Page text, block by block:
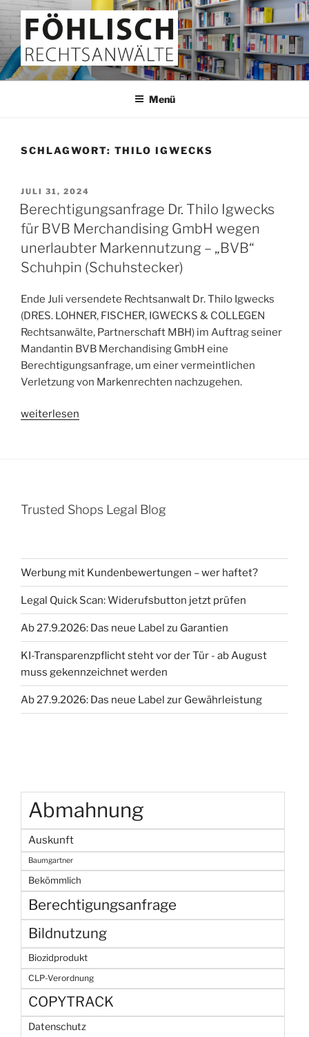
Zum
Inhalt
springen
FÖHLISCH
Rechtsanwälte
Menü
SCHLAGWORT: THILO IGWECKS
VERÖFFENTLICHT
AM
JULI 31, 2024
Berechtigungsanfrage Dr. Thilo Igwecks
für BVB Merchandising GmbH wegen
unerlaubter Markennutzung – „BVB“
Schuhpin (Schuhstecker)
Ende Juli versendete Rechtsanwalt Dr. Thilo Igwecks
(DRES. LOHNER, FISCHER, IGWECKS & COLLEGEN
Rechtsanwälte, Partnerschaft MBH) im Auftrag seiner
Mandantin BVB Merchandising GmbH eine
Berechtigungsanfrage, um einer vermeintlichen
Verletzung von Markenrechten nachzugehen.
„Berechtigungsanfrage
Merchandising
unerlaubter
Markennutzung
–
„BVB“
Schuhpin
(Schuhstecker)“
weiterlesen
Trusted Shops Legal Blog
Werbung mit Kundenbewertungen – wer haftet?
Legal Quick Scan: Widerufsbutton jetzt prüfen
Ab 27.9.2026: Das neue Label zu Garantien
KI-Transparenzpflicht steht vor der Tür - ab August
muss gekennzeichnet werden
Ab 27.9.2026: Das neue Label zur Gewährleistung
Abmahnung
Auskunft
Baumgartner
Bekömmlich
Berechtigungsanfrage
Bildnutzung
Biozidprodukt
CLP-Verordnung
COPYTRACK
Datenschutz